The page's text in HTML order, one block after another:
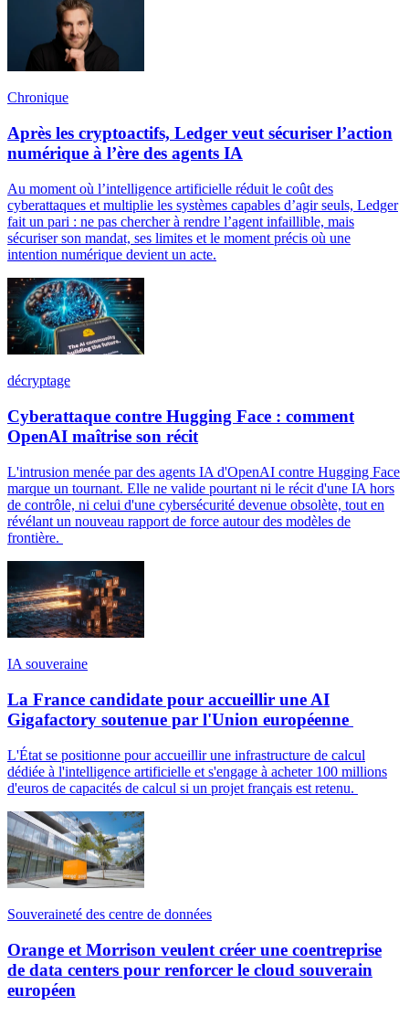
Chronique
Après les cryptoactifs, Ledger veut sécuriser l’action
numérique à l’ère des agents IA
Au moment où l’intelligence artificielle réduit le coût des
cyberattaques et multiplie les systèmes capables d’agir seuls, Ledger
fait un pari : ne pas chercher à rendre l’agent infaillible, mais
sécuriser son mandat, ses limites et le moment précis où une
intention numérique devient un acte.
décryptage
Cyberattaque contre Hugging Face : comment
OpenAI maîtrise son récit
L'intrusion menée par des agents IA d'OpenAI contre Hugging Face
marque un tournant. Elle ne valide pourtant ni le récit d'une IA hors
de contrôle, ni celui d'une cybersécurité devenue obsolète, tout en
révélant un nouveau rapport de force autour des modèles de
frontière.
IA souveraine
La France candidate pour accueillir une AI
Gigafactory soutenue par l'Union européenne
L'État se positionne pour accueillir une infrastructure de calcul
dédiée à l'intelligence artificielle et s'engage à acheter 100 millions
d'euros de capacités de calcul si un projet français est retenu.
Souveraineté des centre de données
Orange et Morrison veulent créer une coentreprise
de data centers pour renforcer le cloud souverain
européen